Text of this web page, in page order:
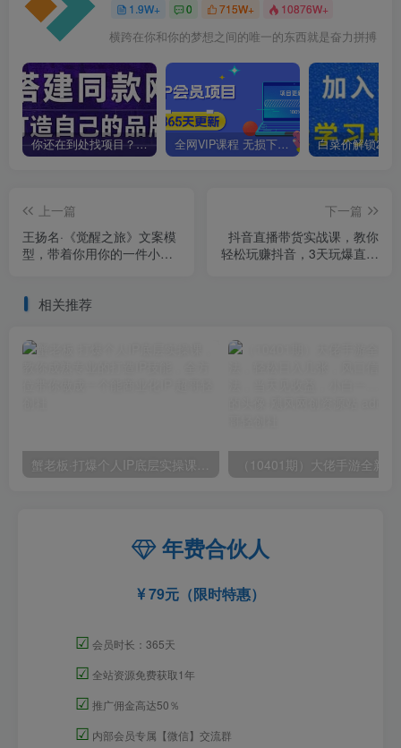
1.9W+ 0 715W+ 10876W+
横跨在你和你的梦想之间的唯一的东西就是奋力拼搏
你还在到处找项目？还在当韭菜？我靠卖项目一个月收入5万+，曾经我也是个失败者。 全网VIP课程 无损下载~
上一篇
王扬名·《觉醒之旅》文案模
型，​带着你用你的一件小
下一篇
抖音直播带货实战课，教你
轻松玩赚抖音，3天玩爆直播
相关推荐
蟹老板·打爆个人IP底层实操课，教你成熟专业的打造IP技能，全方位带你做成一个能商业化IP
年费合伙人
79元（限时特惠）
☑ 会员时长：365天
☑ 全站资源免费获取1年
☑ 推广佣金高达50％
☑ 内部会员专属【微信】交流群